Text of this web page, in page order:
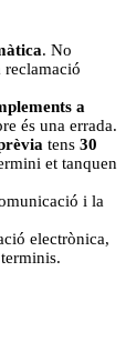
. No
reclamació
a
és una errada.
tens 30
et tanquen
i la
electrònica,